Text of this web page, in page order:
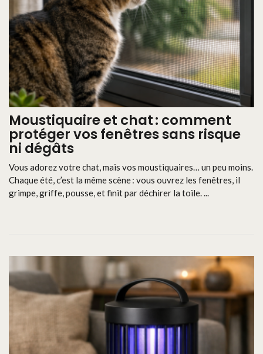
Moustiquaire et chat : comment
protéger vos fenêtres sans risque
ni dégâts
Vous adorez votre chat, mais vos moustiquaires… un peu moins.
Chaque été, c’est la même scène : vous ouvrez les fenêtres, il
grimpe, griffe, pousse, et finit par déchirer la toile. ...